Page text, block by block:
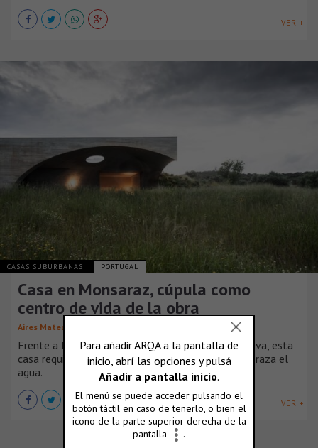
VER +
CASAS SUBURBANAS PORTUGAL
Casa en Monsaraz, cúpula como
centro de vida de la obra
Aires Mateus
Frente a las extensiones ilimitadas del lago Alqueva, esta
casa requiere un centro: un patio protegido que abraza el
agua.
VER +